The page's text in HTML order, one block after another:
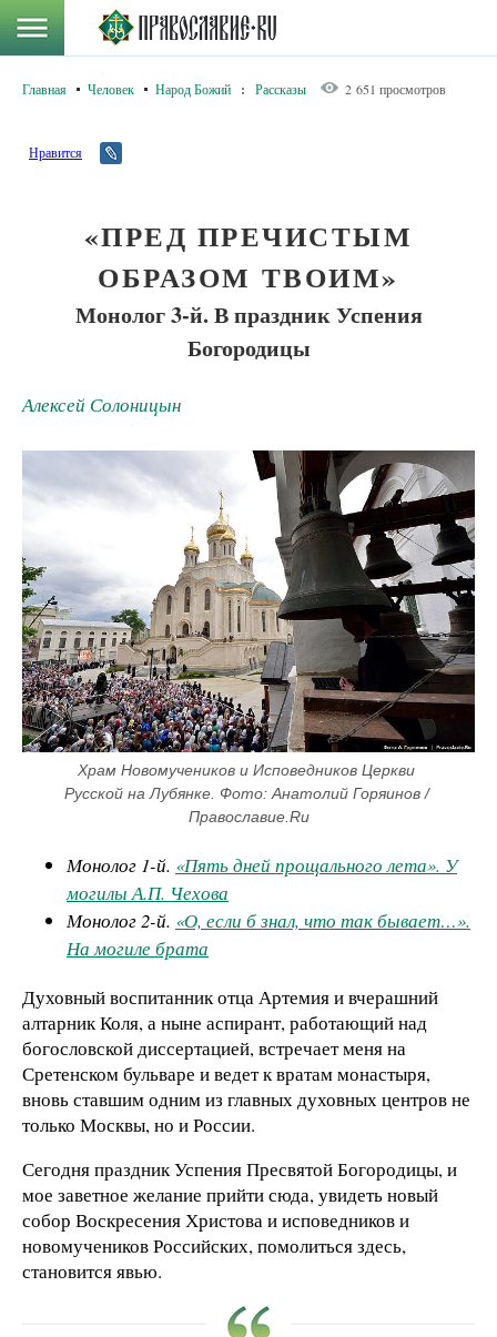
Главная Человек Народ Божий : Рассказы 2 651 просмотров
Нравится
«ПРЕД ПРЕЧИСТЫМ
ОБРАЗОМ ТВОИМ»
Монолог 3-й. В праздник Успения
Богородицы
Алексей Солоницын
Храм Новомучеников и Исповедников Церкви
Русской на Лубянке. Фото: Анатолий Горяинов /
Православие.Ru
Монолог 1-й. «Пять дней прощального лета». У
могилы А.П. Чехова
Монолог 2-й. «О, если б знал, что так бывает…».
На могиле брата
Духовный воспитанник отца Артемия и вчерашний
алтарник Коля, а ныне аспирант, работающий над
богословской диссертацией, встречает меня на
Сретенском бульваре и ведет к вратам монастыря,
вновь ставшим одним из главных духовных центров не
только Москвы, но и России.
Сегодня праздник Успения Пресвятой Богородицы, и
мое заветное желание прийти сюда, увидеть новый
собор Воскресения Христова и исповедников и
новомучеников Российских, помолиться здесь,
становится явью.